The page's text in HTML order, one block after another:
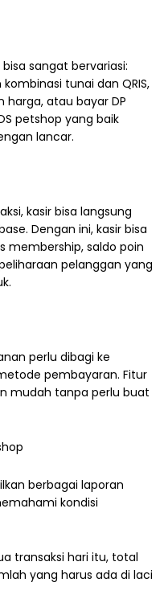
sangat bervariasi:
tunai dan QRIS,
atau bayar DP
petshop yang baik
lancar.
kasir bisa langsung
Dengan ini, kasir bisa
membership, saldo poin
pelanggan yang
perlu dibagi ke
pembayaran. Fitur
mudah tanpa perlu buat
berbagai laporan
kondisi
transaksi hari itu, total
yang harus ada di laci